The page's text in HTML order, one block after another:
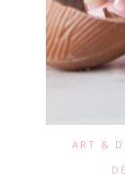
ART &